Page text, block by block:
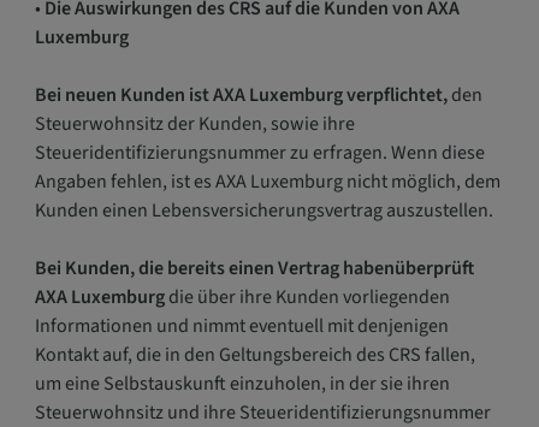
• Die Auswirkungen des CRS auf die Kunden von AXA
Luxemburg
Bei neuen Kunden ist AXA Luxemburg verpflichtet,den
Steuerwohnsitz der Kunden, sowie ihre
Steueridentifizierungsnummer zu erfragen. Wenn diese
Angaben fehlen, ist es AXA Luxemburg nicht möglich, dem
Kunden einen Lebensversicherungsvertrag auszustellen.
Bei Kunden, die bereits einen Vertrag habenüberprüft
AXA Luxemburgdie über ihre Kunden vorliegenden
Informationen und nimmt eventuell mit denjenigen
Kontakt auf, die in den Geltungsbereich des CRS fallen,
um eine Selbstauskunft einzuholen, in der sie ihren
Steuerwohnsitz und ihre Steueridentifizierungsnummer